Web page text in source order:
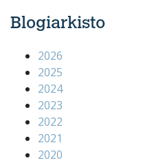
Blogiarkisto
2026
2025
2024
2023
2022
2021
2020